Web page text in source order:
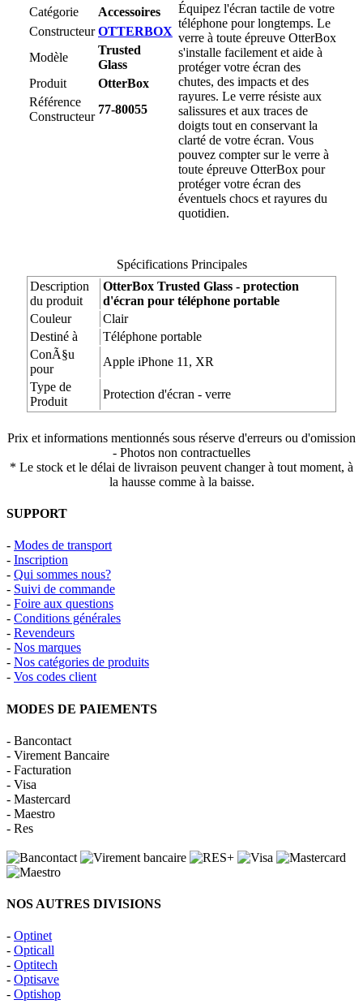
Catégorie
Accessoires
Constructeur OTTERBOX
Modèle
Trusted
Glass
Produit
OtterBox
Référence
Constructeur
77-80055
Équipez l'écran tactile de votre
téléphone pour longtemps. Le
verre à toute épreuve OtterBox
s'installe facilement et aide à
protéger votre écran des
chutes, des impacts et des
rayures. Le verre résiste aux
salissures et aux traces de
doigts tout en conservant la
clarté de votre écran. Vous
pouvez compter sur le verre à
toute épreuve OtterBox pour
protéger votre écran des
éventuels chocs et rayures du
quotidien.
Spécifications Principales
Description
du produit
OtterBox Trusted Glass - protection
d'écran pour téléphone portable
Couleur
Clair
Destiné à
Téléphone portable
ConÃ§u
pour
Apple iPhone 11, XR
Type de
Produit
Protection d'écran - verre
Prix et informations mentionnés sous réserve d'erreurs ou d'omission
- Photos non contractuelles
* Le stock et le délai de livraison peuvent changer à tout moment, à
la hausse comme à la baisse.
SUPPORT
- Modes de transport
- Inscription
- Qui sommes nous?
- Suivi de commande
- Foire aux questions
- Conditions générales
- Revendeurs
- Nos marques
- Nos catégories de produits
- Vos codes client
MODES DE PAIEMENTS
- Bancontact
- Virement Bancaire
- Facturation
- Visa
- Mastercard
- Maestro
- Res
NOS AUTRES DIVISIONS
- Optinet
- Opticall
- Optitech
- Optisave
- Optishop